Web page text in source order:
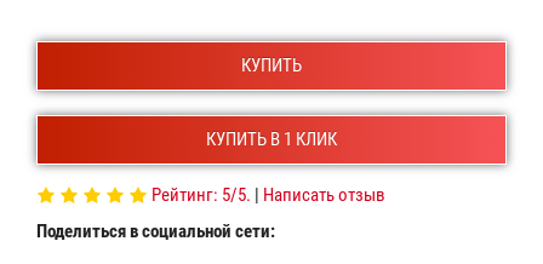
КУПИТЬ
КУПИТЬ В 1 КЛИК
Рейтинг: 5/5. | Написать отзыв
Поделиться в социальной сети: